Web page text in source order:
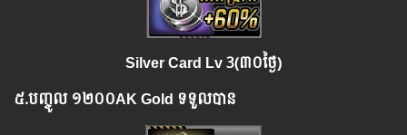
Silver Card Lv 3(៣០ថ្ងៃ)
៥.​បញ្ចូល១២០០AK Gold ទទួលបាន